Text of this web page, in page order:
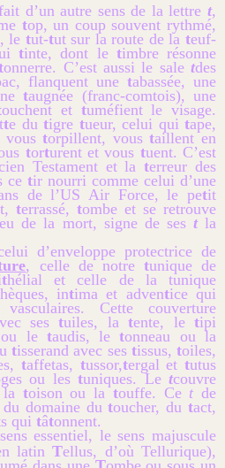
d’un autre sens de la lettre t,
top, un coup souvent rythmé,
le tut-tut sur la route de lateuf-
tinte, dont le timbre résonne
onnerre. C’est aussi le sale tdes
flanquent une tabassée, une
taugnée (franc-comtois), une
ouchent et tuméfient le visage.
te du tigre tueur, celui qui tape,
voustorpillent, voustaillent en
torturent et vous tuent. C’est
Testament et laterreur des
ce tir nourri comme celui d’une
de l’US Air Force, le petit
terrassé, tombe et se retrouve
de la mort, signe de ses tla
d’enveloppe protectrice de
, celle de notre tunique de
thélial et celle de la tunique
hèques, intima et adventice qui
vasculaires. Cette couverture
sestuiles, latente, letipi
le taudis, letonneau ou la
tisserand avec ses tissus,toiles,
taffetas, tussor,tergal ettutus
ou lestuniques. Letcouvre
toison ou latouffe. Ce t de
du domaine dutoucher, dutact,
qui tâtonnent.
essentiel, le sens majuscule
latinTellus, d’où Tellurique),